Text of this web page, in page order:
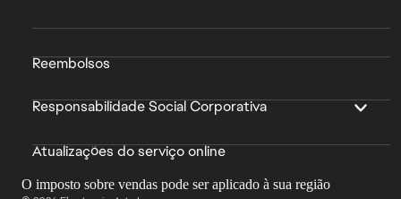
Reembolsos
Responsabilidade Social Corporativa
Atualizações do serviço online
O imposto sobre vendas pode ser aplicado à sua região